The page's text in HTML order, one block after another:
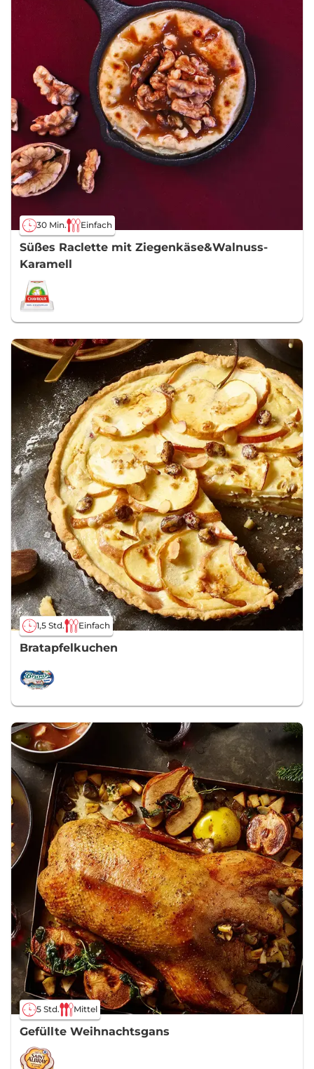
30 Min. Einfach
Süßes Raclette mit Ziegenkäse&Walnuss-
Karamell
1,5 Std. Einfach
Bratapfelkuchen
5 Std. Mittel
Gefüllte Weihnachtsgans